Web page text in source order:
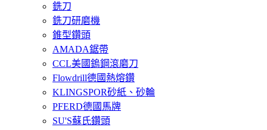
銑刀
銑刀研磨機
錐型鑽頭
AMADA鋸帶
CCL美國鎢鋼滾磨刀
Flowdrill德國熱熔鑽
KLINGSPOR砂紙、砂輪
PFERD德國馬牌
SU'S蘇氏鑽頭